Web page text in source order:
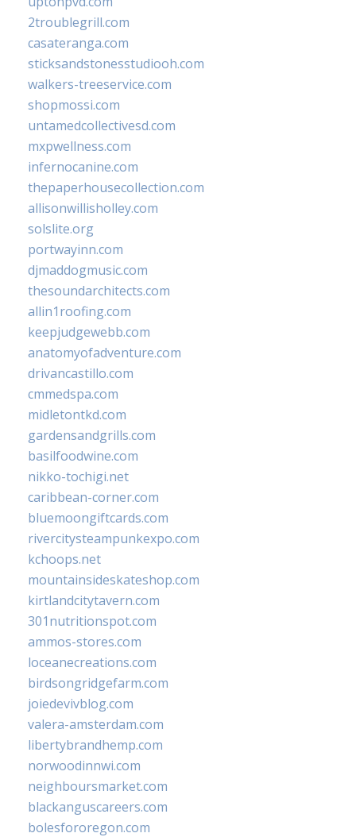
2troublegrill.com
casateranga.com
sticksandstonesstudiooh.com
walkers-treeservice.com
shopmossi.com
untamedcollectivesd.com
mxpwellness.com
infernocanine.com
thepaperhousecollection.com
allisonwillisholley.com
solslite.org
portwayinn.com
djmaddogmusic.com
thesoundarchitects.com
allin1roofing.com
keepjudgewebb.com
anatomyofadventure.com
drivancastillo.com
cmmedspa.com
midletontkd.com
gardensandgrills.com
basilfoodwine.com
nikko-tochigi.net
caribbean-corner.com
bluemoongiftcards.com
rivercitysteampunkexpo.com
kchoops.net
mountainsideskateshop.com
kirtlandcitytavern.com
301nutritionspot.com
ammos-stores.com
loceanecreations.com
birdsongridgefarm.com
joiedevivblog.com
valera-amsterdam.com
libertybrandhemp.com
norwoodinnwi.com
neighboursmarket.com
blackanguscareers.com
bolesfororegon.com